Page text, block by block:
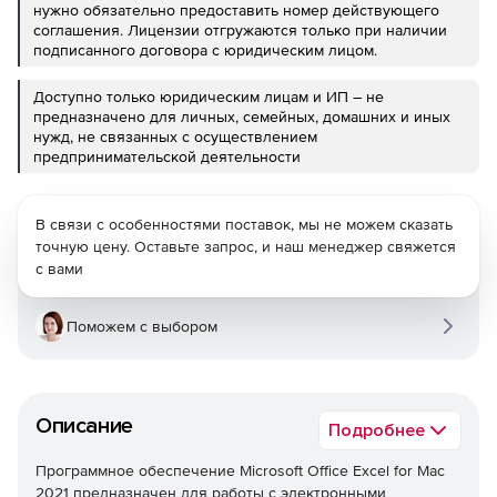
нужно обязательно предоставить номер действующего
соглашения. Лицензии отгружаются только при наличии
подписанного договора с юридическим лицом.
Доступно только юридическим лицам и ИП – не
предназначено для личных, семейных, домашних и иных
нужд, не связанных с осуществлением
предпринимательской деятельности
Описание Подробнее
Программное обеспечение Microsoft Office Excel for Mac
2021 предназначен для работы с электронными
В связи с особенностями поставок, мы не можем сказать
точную цену. Оставьте запрос, и наш менеджер свяжется
с вами
Поможем с выбором